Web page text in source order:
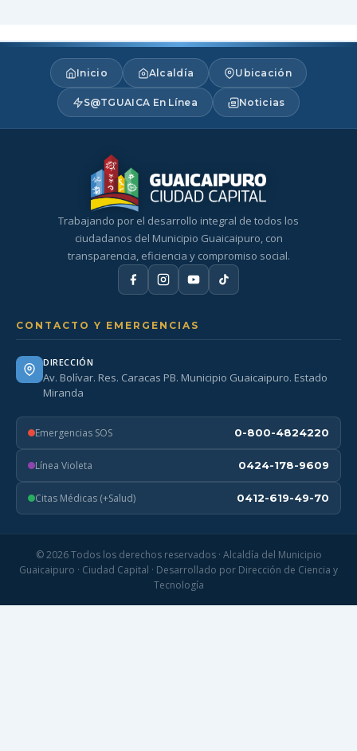
Inicio Alcaldía Ubicación
S@TGUAICA En Línea Noticias
Trabajando por el desarrollo integral de todos los
ciudadanos del Municipio Guaicaipuro, con
transparencia, eficiencia y compromiso social.
CONTACTO Y EMERGENCIAS
DIRECCIÓN
Av. Bolívar. Res. Caracas PB. Municipio Guaicaipuro. Estado
Miranda
Emergencias SOS 0-800-4824220
Línea Violeta 0424-178-9609
Citas Médicas (+Salud) 0412-619-49-70
© 2026 Todos los derechos reservados · Alcaldía del Municipio
Guaicaipuro · Ciudad Capital · Desarrollado por Dirección de Ciencia y
Tecnología